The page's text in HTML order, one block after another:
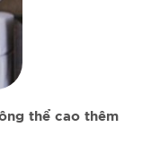
thể cao thêm